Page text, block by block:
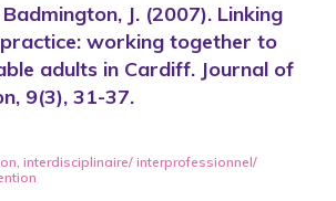
J. (2007). Linking
working together to
adults in Cardiff. Journal of
9(3), 31-37.
, interdisciplinaire/ interprofessionnel/